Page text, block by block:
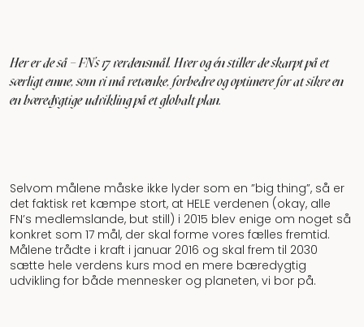
Her er de så – FN’s 17 verdensmål. Hver og én stiller de skarpt på et
særligt emne, som vi må retænke, forbedre og optimere for at sikre en
en bæredygtige udvikling på et globalt plan.
Selvom målene måske ikke lyder som en ”big thing”, så er
det faktisk ret kæmpe stort, at HELE verdenen (okay, alle
FN’s medlemslande, but still) i 2015 blev enige om noget så
konkret som 17 mål, der skal forme vores fælles fremtid.
Målene trådte i kraft i januar 2016 og skal frem til 2030
sætte hele verdens kurs mod en mere bæredygtig
udvikling for både mennesker og planeten, vi bor på.